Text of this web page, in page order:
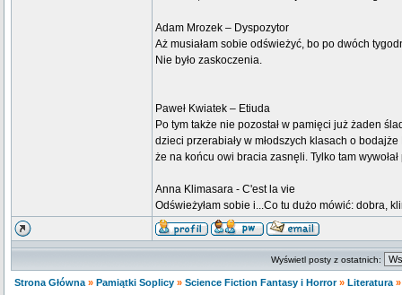
Adam Mrozek – Dyspozytor
Aż musiałam sobie odświeżyć, bo po dwóch
Nie było zaskoczenia.
Paweł Kwiatek – Etiuda
Po tym także nie pozostał w pamięci już żaden
dzieci przerabiały w młodszych klasach o
że na końcu owi bracia zasnęli. Tylko tam
Anna Klimasara - C'est la vie
Odświeżyłam sobie i...Co tu dużo mówić: dobra,
Wyświetl posty z ostatnich:
Strona Główna » Pamiątki Soplicy » Science Fiction Fantasy i Horror» Literatura